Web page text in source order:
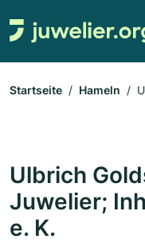
Startseite Hameln
Ulbrich
Juwelier;
e. K.